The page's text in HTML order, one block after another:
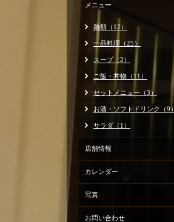
メニュー
麺類（12）
一品料理（25）
スープ（2）
ご飯・丼物（11）
セットメニュー（3）
お酒・ソフトドリンク（9）
サラダ（1）
店舗情報
カレンダー
写真
お問い合わせ